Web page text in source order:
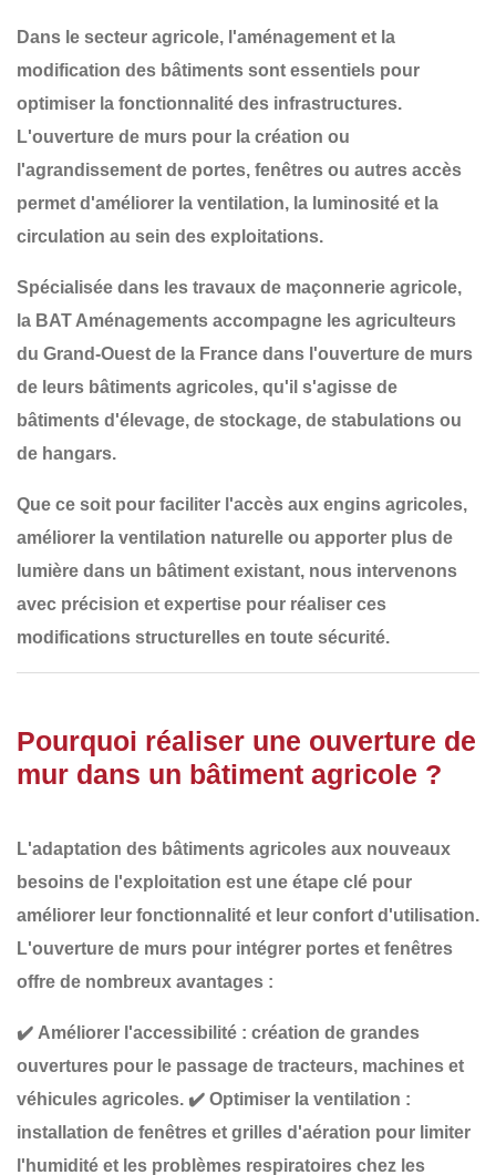
Dans le secteur agricole, l'aménagement et la
modification des bâtiments sont essentiels pour
optimiser la fonctionnalité des infrastructures.
L'ouverture de murs pour la création ou
l'agrandissement de portes, fenêtres ou autres accès
permet d'améliorer la ventilation, la luminosité et la
circulation au sein des exploitations.
Spécialisée dans les travaux de maçonnerie agricole,
la BAT Aménagements accompagne les agriculteurs
du Grand-Ouest de la France dans l'ouverture de murs
de leurs bâtiments agricoles, qu'il s'agisse de
bâtiments d'élevage, de stockage, de stabulations ou
de hangars.
Que ce soit pour faciliter l'accès aux engins agricoles,
améliorer la ventilation naturelle ou apporter plus de
lumière dans un bâtiment existant, nous intervenons
avec précision et expertise pour réaliser ces
modifications structurelles en toute sécurité.
Pourquoi réaliser une ouverture de
mur dans un bâtiment agricole ?
L'adaptation des bâtiments agricoles aux nouveaux
besoins de l'exploitation est une étape clé pour
améliorer leur fonctionnalité et leur confort d'utilisation.
L'ouverture de murs pour intégrer portes et fenêtres
offre de nombreux avantages :
✔️ Améliorer l'accessibilité : création de grandes
ouvertures pour le passage de tracteurs, machines et
véhicules agricoles. ✔️ Optimiser la ventilation :
installation de fenêtres et grilles d'aération pour limiter
l'humidité et les problèmes respiratoires chez les